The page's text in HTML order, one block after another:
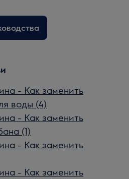
- Как заменить
воды (4)
- Как заменить
(1)
- Как заменить
- Как заменить